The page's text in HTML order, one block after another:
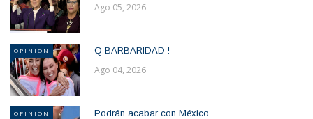
Ago 05, 2026
OPINION Q BARBARIDAD !
Ago 04, 2026
OPINION Podrán acabar con México